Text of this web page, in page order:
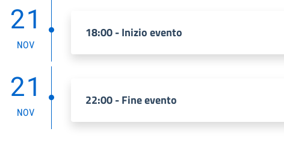
21
NOV
18:00 - Inizio evento
21
NOV
22:00 - Fine evento